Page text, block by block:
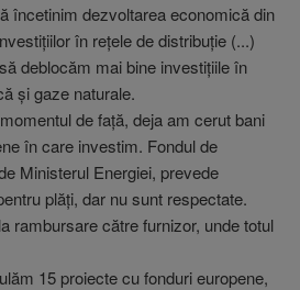
încetinim dezvoltarea economică din
în reţele de distribuţie (...)
deblocăm mai bine investiţiile în
şi gaze naturale.
de faţă, deja am cerut bani
în care investim. Fondul de
Ministerul Energiei, prevede
plăţi, dar nu sunt respectate.
rambursare către furnizor, unde totul
15 proiecte cu fonduri europene,